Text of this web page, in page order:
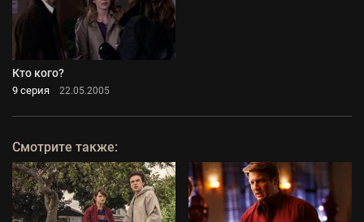
Кто кого?
9 серия 22.05.2005
Смотрите также: